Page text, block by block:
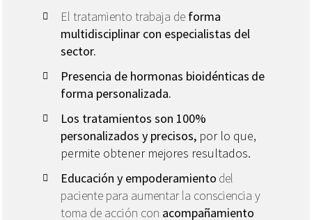
El tratamiento trabaja de forma
multidisciplinar con especialistas del
sector.
Presencia de hormonas bioidénticas de
forma personalizada.
Los tratamientos son 100%
personalizados y precisos, por lo que,
permite obtener mejores resultados.
Educación y empoderamiento del
paciente para aumentar la consciencia y
toma de acción con acompañamiento